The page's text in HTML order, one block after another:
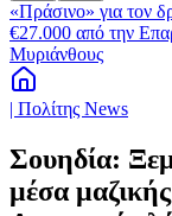
«Πράσινο» για τον
€27.000 από την
Μυριάνθους
| Πολίτης News
Σουηδία:
μέσα